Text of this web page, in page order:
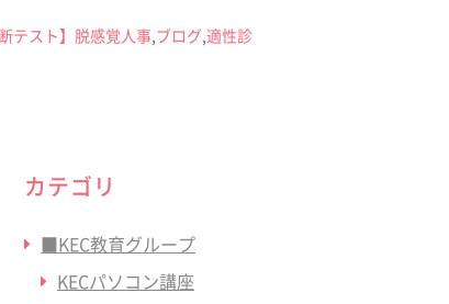
断テスト】脱感覚人事,ブログ,適性診
カテゴリ
■KEC教育グループ
KECパソコン講座